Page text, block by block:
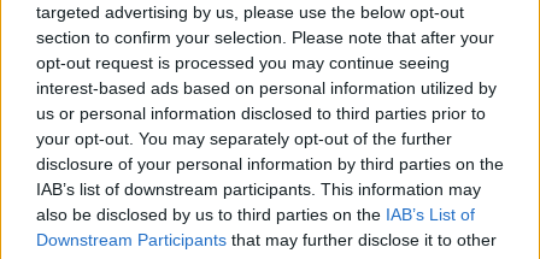
targeted advertising by us, please use the below opt-out
section to confirm your selection. Please note that after your
opt-out request is processed you may continue seeing
interest-based ads based on personal information utilized by
us or personal information disclosed to third parties prior to
your opt-out. You may separately opt-out of the further
disclosure of your personal information by third parties on the
IAB’s list of downstream participants. This information may
also be disclosed by us to third parties on the IAB’s List of
Downstream Participants that may further disclose it to other
Hasznos
Impresszum
Szerzői jogok
Adatvédelmi tájékoztató
Cookie-kezelési tájékoztató
Hozzászólási szabályzat